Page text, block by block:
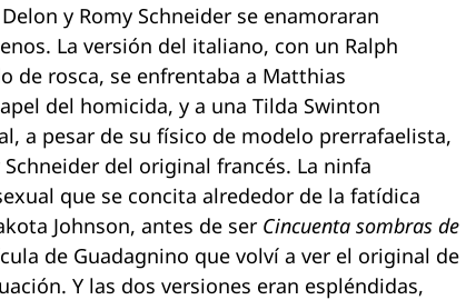
y Romy Schneider se enamoraran
La versión del italiano, con un Ralph
de rosca, se enfrentaba a Matthias
del homicida, y a una Tilda Swinton
a pesar de su físico de modelo prerrafaelista,
del original francés. La ninfa
que se concita alrededor de la fatídica
Johnson, antes de ser Cincuenta sombras de
de Guadagnino que volví a ver el original de
Y las dos versiones eran espléndidas,